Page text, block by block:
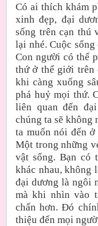
Có ai thích khám
xinh đẹp, đại
sống trên cạn thú
lại nhé. Cuộc
Con người có thể
thứ ở thế giới trên
khi càng xuống
phá huỷ mọi thứ.
liên quan đến
chúng ta sẽ không
ta muốn nói đến
Một trong những
vật sống. Bạn có
khác nhau, không
đại dương là ngôi
mà khi nhìn vào
chấn hơn. Đó
thiệu đến mọi